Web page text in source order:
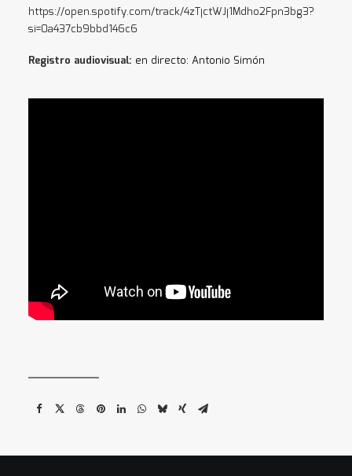
https://open.spotify.com/track/4zTjctWJj1Mdho2Fpn3bg3?
si=0a437cb9bbd146c6
Registro audiovisual: en directo: Antonio Simón